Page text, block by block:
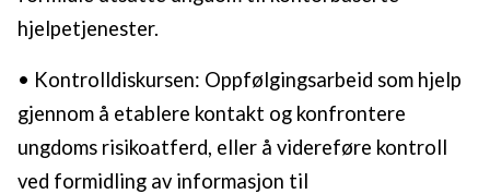
hjelpetjenester.
• Kontrolldiskursen: Oppfølgingsarbeid som hjelp
gjennom å etablere kontakt og konfrontere
ungdoms risikoatferd, eller å videreføre kontroll
ved formidling av informasjon til